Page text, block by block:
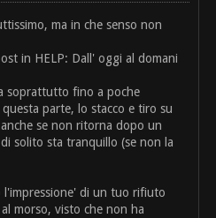
ma in che senso non
in HELP: Dall' oggi al domani
soprattutto fino a poche
parte, lo stacco e tiro su
se non ritorna dopo un
solito sta tranquillo (se non la
l'impressione' di un tuo rifiuto
morso, visto che non ha